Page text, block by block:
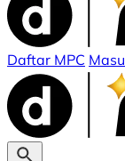
Daftar MPC